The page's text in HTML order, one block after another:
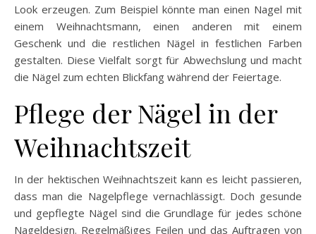
Look erzeugen. Zum Beispiel könnte man einen Nagel mit
einem Weihnachtsmann, einen anderen mit einem
Geschenk und die restlichen Nägel in festlichen Farben
gestalten. Diese Vielfalt sorgt für Abwechslung und macht
die Nägel zum echten Blickfang während der Feiertage.
Pflege der Nägel in der
Weihnachtszeit
In der hektischen Weihnachtszeit kann es leicht passieren,
dass man die Nagelpflege vernachlässigt. Doch gesunde
und gepflegte Nägel sind die Grundlage für jedes schöne
Nageldesign. Regelmäßiges Feilen und das Auftragen von